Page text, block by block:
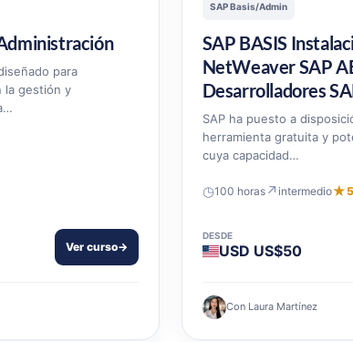
para
la gestión y
Ver curso→
SAP Basis/Admin
SAP BASIS
NetWeaver SAP
Desarrolladores
SAP ha puesto a
herramienta gratuita y
cuya capacidad…
◷100 horas↗ intermedio★
DESDE
USD US$50
Con Laura Martínez